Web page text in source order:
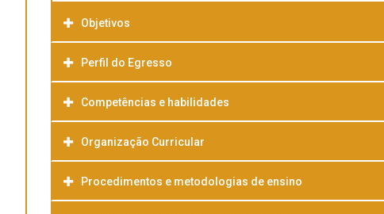
Objetivos
Perfil do Egresso
Competências e habilidades
Organização Curricular
Procedimentos e metodologias de ensino